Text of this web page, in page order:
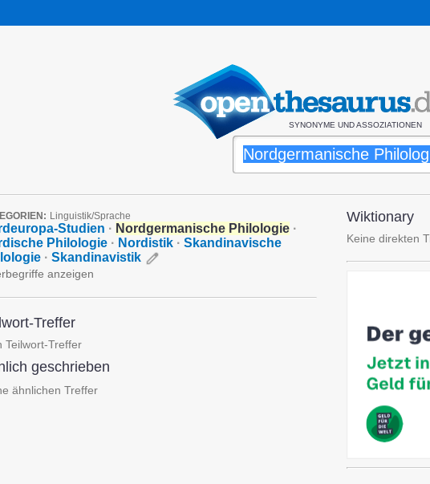
SYNONYME UND ASSOZIATIONEN
Linguistik/Sprache
Studien · Nordgermanische Philologie ·
Philologie · Nordistik · Skandinavische
· Skandinavistik
anzeigen
Treffer
Teilwort-Treffer
geschrieben
ähnlichen Treffer
Wiktionary
Keine direkten